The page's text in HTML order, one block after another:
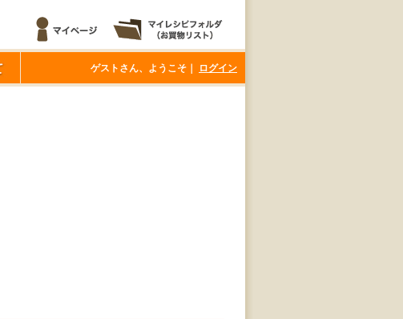
ゲストさん、ようこそ｜ ログイン